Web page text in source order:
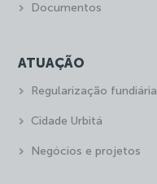
Documentos
ATUAÇÃO
Regularização fundiária
Cidade Urbitá
Negócios e projetos